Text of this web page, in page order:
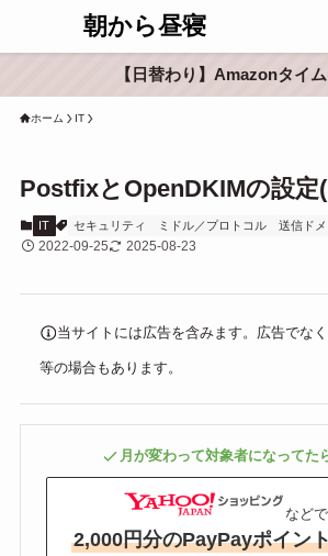
朝から昼寝
【日替わり】Amazonタイ
ホーム IT
PostfixとOpenDKIMの設定
IT セキュリティ ミドル／プロトコル 送信ド
2022-09-25 2025-08-23
当サイトには広告を含みます。広告でな
等の場合もあります。
月が変わって対象者になってた
など
2,000円分のPayPayポイン